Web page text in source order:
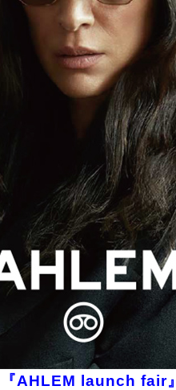
launch fair』